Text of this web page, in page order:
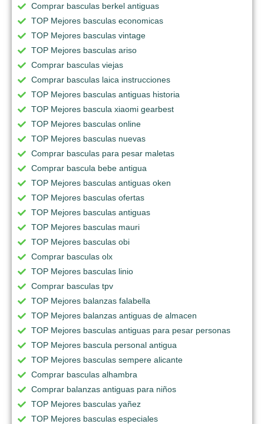
Comprar basculas berkel antiguas
TOP Mejores basculas economicas
TOP Mejores basculas vintage
TOP Mejores basculas ariso
Comprar basculas viejas
Comprar basculas laica instrucciones
TOP Mejores basculas antiguas historia
TOP Mejores bascula xiaomi gearbest
TOP Mejores basculas online
TOP Mejores basculas nuevas
Comprar basculas para pesar maletas
Comprar bascula bebe antigua
TOP Mejores basculas antiguas oken
TOP Mejores basculas ofertas
TOP Mejores basculas antiguas
TOP Mejores basculas mauri
TOP Mejores basculas obi
Comprar basculas olx
TOP Mejores basculas linio
Comprar basculas tpv
TOP Mejores balanzas falabella
TOP Mejores balanzas antiguas de almacen
TOP Mejores basculas antiguas para pesar personas
TOP Mejores bascula personal antigua
TOP Mejores basculas sempere alicante
Comprar basculas alhambra
Comprar balanzas antiguas para niños
TOP Mejores basculas yañez
TOP Mejores basculas especiales